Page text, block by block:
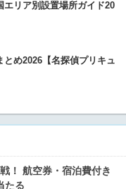
エリア別設置場所ガイド20
め2026【名探偵プリキュ
！ 航空券・宿泊費付き
たる